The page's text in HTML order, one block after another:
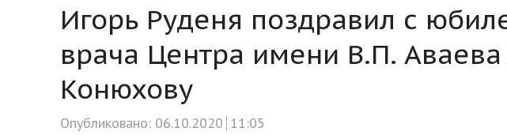
Игорь Руденя поздравил с
врача Центра имени В.П.
Конюхову
Опубликовано: 06.10.2020 11:05